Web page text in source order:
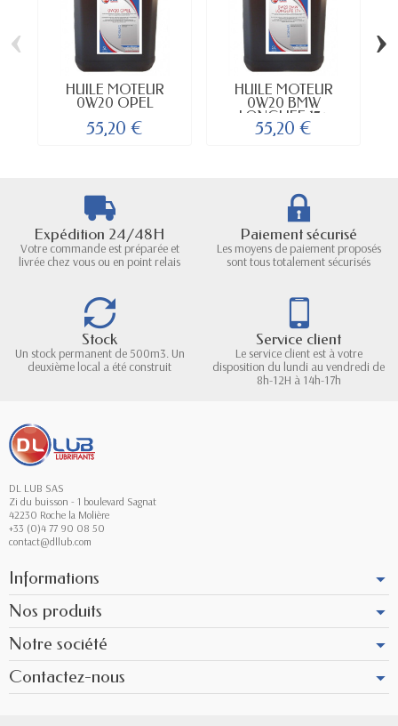
HUILE MOTEUR
0W20 OPEL
55,20 €
HUILE MOTEUR
0W20 BMW
LONGLIFE 17+
55,20 €
‹ ›
Expédition 24/48H
Votre commande est préparée et
livrée chez vous ou en point relais
Paiement sécurisé
Les moyens de paiement proposés
sont tous totalement sécurisés
Stock
Un stock permanent de 500m3. Un
deuxième local a été construit
Service client
Le service client est à votre
disposition du lundi au vendredi de
8h-12H à 14h-17h
DL LUB SAS
Zi du buisson - 1 boulevard Sagnat
42230 Roche la Molière
+33 (0)4 77 90 08 50
contact@dllub.com
Informations
Nos produits
Notre société
Contactez-nous